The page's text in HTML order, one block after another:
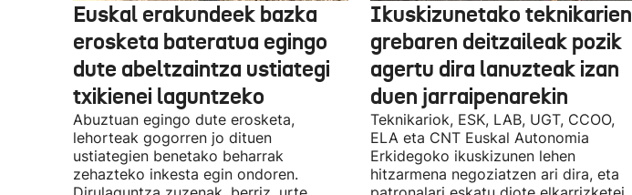
Euskal erakundeek bazka
erosketa bateratua egingo
dute abeltzaintza ustiategi
txikienei laguntzeko
Abuztuan egingo dute erosketa,
lehorteak gogorren jo dituen
ustiategien benetako beharrak
zehazteko inkesta egin ondoren.
Ikuskizunetako teknikarien
grebaren deitzaileak pozik
agertu dira lanuzteak izan
duen jarraipenarekin
Teknikariok, ESK, LAB, UGT, CCOO,
ELA eta CNT Euskal Autonomia
Erkidegoko ikuskizunen lehen
hitzarmena negoziatzen ari dira, eta